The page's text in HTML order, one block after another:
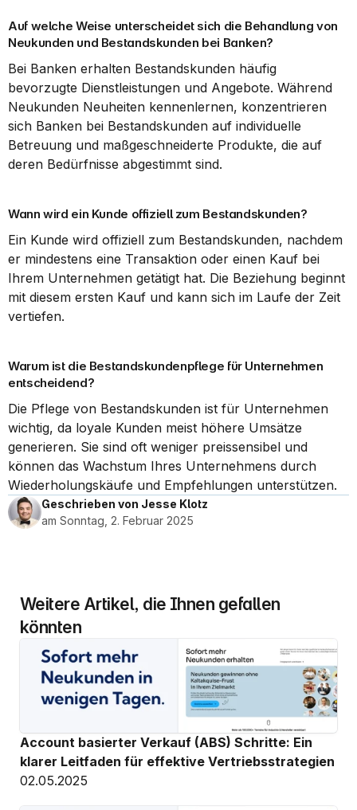
Auf welche Weise unterscheidet sich die Behandlung von
Neukunden und Bestandskunden bei Banken?
Bei Banken erhalten Bestandskunden häufig
bevorzugte Dienstleistungen und Angebote. Während
Neukunden Neuheiten kennenlernen, konzentrieren
sich Banken bei Bestandskunden auf individuelle
Betreuung und maßgeschneiderte Produkte, die auf
deren Bedürfnisse abgestimmt sind.
Wann wird ein Kunde offiziell zum Bestandskunden?
Ein Kunde wird offiziell zum Bestandskunden, nachdem
er mindestens eine Transaktion oder einen Kauf bei
Ihrem Unternehmen getätigt hat. Die Beziehung beginnt
mit diesem ersten Kauf und kann sich im Laufe der Zeit
vertiefen.
Warum ist die Bestandskundenpflege für Unternehmen
entscheidend?
Die Pflege von Bestandskunden ist für Unternehmen
wichtig, da loyale Kunden meist höhere Umsätze
generieren. Sie sind oft weniger preissensibel und
können das Wachstum Ihres Unternehmens durch
Wiederholungskäufe und Empfehlungen unterstützen.
Geschrieben von Jesse Klotz
am Sonntag, 2. Februar 2025
Weitere Artikel, die Ihnen gefallen
könnten
Account basierter Verkauf (ABS) Schritte: Ein
klarer Leitfaden für effektive Vertriebsstrategien
02.05.2025